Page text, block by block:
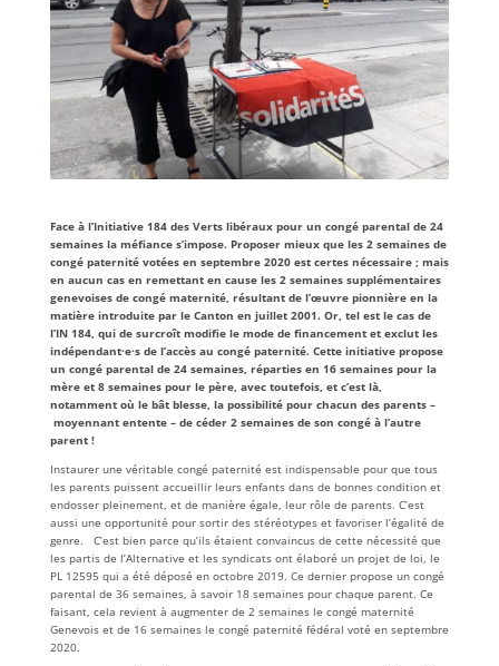
Face à l’Initiative 184 des Verts libéraux pour un congé parental de 24
semaines la méfiance s’impose. Proposer mieux que les 2 semaines de
congé paternité votées en septembre 2020 est certes nécessaire ; mais
en aucun cas en remettant en cause les 2 semaines supplémentaires
genevoises de congé maternité, résultant de l’œuvre pionnière en la
matière introduite par le Canton en juillet 2001. Or, tel est le cas de
l’IN 184, qui de surcroît modifie le mode de financement et exclut les
indépendant·e·s de l’accès au congé paternité. Cette initiative propose
un congé parental de 24 semaines, réparties en 16 semaines pour la
mère et 8 semaines pour le père, avec toutefois, et c’est là,
notamment où le bât blesse, la possibilité pour chacun des parents –
moyennant entente – de céder 2 semaines de son congé à l’autre
parent !
Instaurer une véritable congé paternité est indispensable pour que tous
les parents puissent accueillir leurs enfants dans de bonnes condition et
endosser pleinement, et de manière égale, leur rôle de parents. C’est
aussi une opportunité pour sortir des stéréotypes et favoriser l’égalité de
genre. C’est bien parce qu’ils étaient convaincus de cette nécessité que
les partis de l’Alternative et les syndicats ont élaboré un projet de loi, le
PL 12595 qui a été déposé en octobre 2019. Ce dernier propose un congé
parental de 36 semaines, à savoir 18 semaines pour chaque parent. Ce
faisant, cela revient à augmenter de 2 semaines le congé maternité
Genevois et de 16 semaines le congé paternité fédéral voté en septembre
2020.